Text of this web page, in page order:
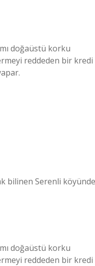
doğaüstü korku
reddeden bir kredi
bilinen Serenli köyünde
doğaüstü korku
reddeden bir kredi